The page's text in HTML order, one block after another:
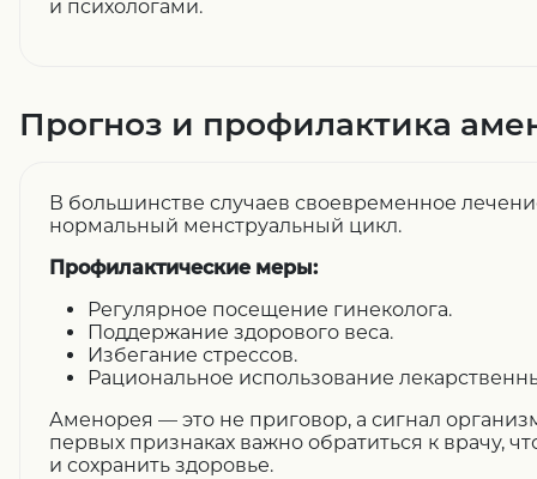
и психологами.
Прогноз и профилактика
В большинстве случаев своевременное
нормальный менструальный цикл.
Профилактические меры:
Регулярное посещение гинеколога.
Поддержание здорового веса.
Избегание стрессов.
Рациональное использование
Аменорея — это не приговор, а сигнал
первых признаках важно обратиться к врачу,
и сохранить здоровье.